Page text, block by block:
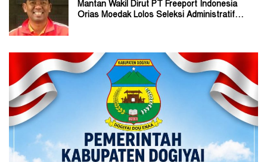
Mantan Wakil Dirut PT Freeport Indonesia
Orias Moedak Lolos Seleksi Administratif